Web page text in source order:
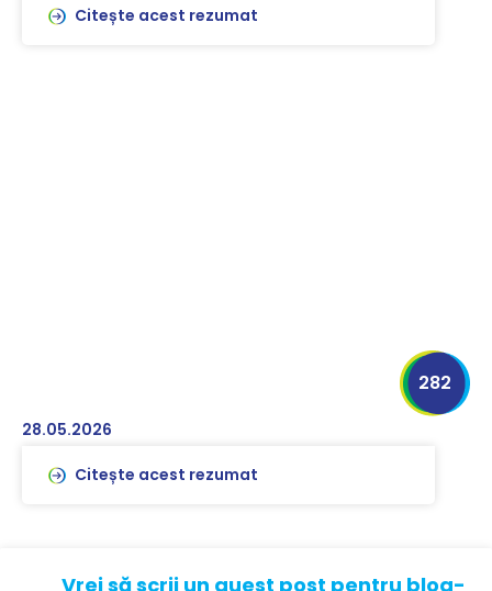
Citește acest rezumat
28.05.2026
282
Citește acest rezumat
Vrei să scrii un guest post pentru blog-